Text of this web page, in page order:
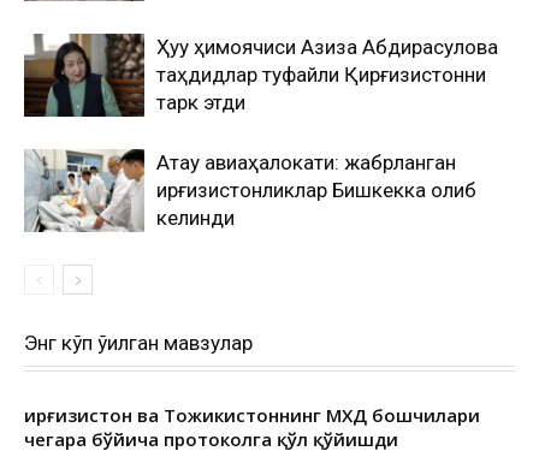
Ҳуқуқ ҳимоячиси Азиза Абдирасулова
таҳдидлар туфайли Қирғизистонни
тарк этди
Ақтау авиаҳалокати: жабрланган
қирғизистонликлар Бишкекка олиб
келинди
Энг кўп ўқилган мавзулар
Қирғизистон ва Тожикистоннинг МХДҚ бошчилари
чегара бўйича протоколга қўл қўйишди